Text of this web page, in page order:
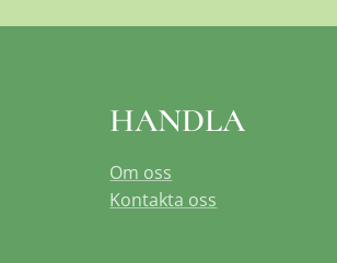
HANDLA
Om oss
Kontakta oss